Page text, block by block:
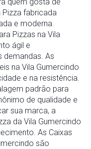
quem gosta de
Pizza fabricada
e moderna.
Pizzas na Vila
ágil e
demandas. As
na Vila Gumercindo
e na resistência.
padrão para
de qualidade e
sua marca, a
da Vila Gumercindo
As Caixas
são